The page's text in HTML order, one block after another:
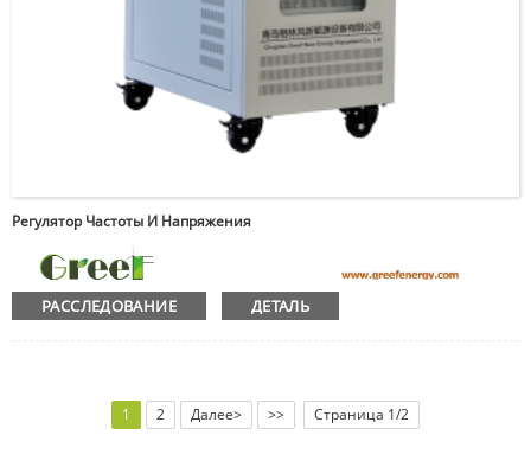
Регулятор Частоты И Напряжения
РАССЛЕДОВАНИЕ ДЕТАЛЬ
1 2 Далее> >> Страница 1/2